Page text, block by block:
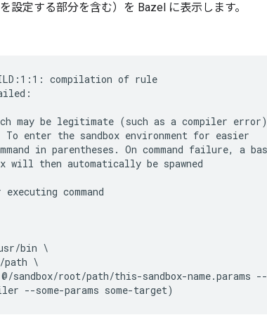
設定する部分を含む）を Bazel に表示します。
compilation of rule
may be legitimate (such as a compiler
enter the sandbox environment for easier
in parentheses. On command failure, a
will then automatically be spawned
command
bin \
path \
sandbox/root/path/this-sandbox-name.params --